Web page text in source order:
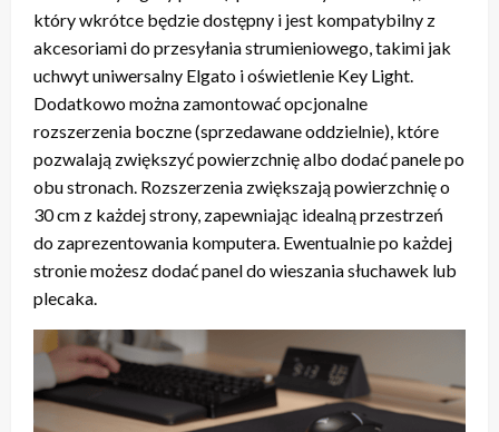
który wkrótce będzie dostępny i jest kompatybilny z
akcesoriami do przesyłania strumieniowego, takimi jak
uchwyt uniwersalny Elgato i oświetlenie Key Light.
Dodatkowo można zamontować opcjonalne
rozszerzenia boczne (sprzedawane oddzielnie), które
pozwalają zwiększyć powierzchnię albo dodać panele po
obu stronach. Rozszerzenia zwiększają powierzchnię o
30 cm z każdej strony, zapewniając idealną przestrzeń
do zaprezentowania komputera. Ewentualnie po każdej
stronie możesz dodać panel do wieszania słuchawek lub
plecaka.